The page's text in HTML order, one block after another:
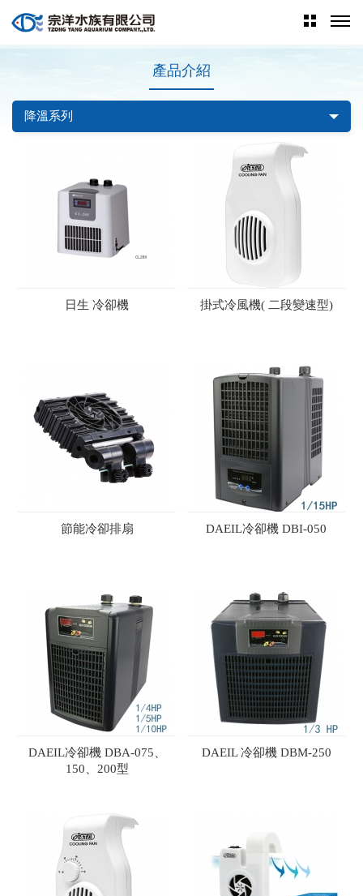
產品介紹
降溫系列
日生 冷卻機 掛式冷風機( 二段變速型)
節能冷卻排扇 DAEIL冷卻機 DBI-050
DAEIL冷卻機 DBA-075、
150、200型
DAEIL 冷卻機 DBM-250